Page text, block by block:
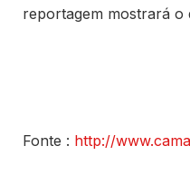
reportagem mostrará o
Fonte : http://